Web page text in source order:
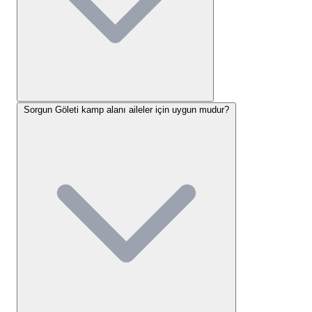
karavan alanında doğrudan elektrik bağlantısı
sunulmamakla birlikte, telefon gibi küçük cihazlar
için bazı ortak noktalarda sınırlı şarj imkanı bulmak
sunar.
Sorgun Göleti kamp alanı, ziyaretçilerinin temel
ihtiyaçlarını karşılayacak çeşitli tesis olanakları
sunmaktadır. Alan içerisinde düzenli olarak
temizlenen tuvaletler mevcuttur; bu tuvaletlerde
peçete ve havlu kağıt gibi temel ihtiyaçlar genellikle
Sorgun Göleti kamp alanı aileler için uygun mudur?